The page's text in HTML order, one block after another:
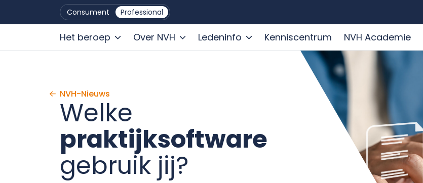
Consument Professional
Het beroep Over NVH Ledeninfo Kenniscentrum NVH Academie
NVH-Nieuws
Welke
praktijksoftware
gebruik jij?